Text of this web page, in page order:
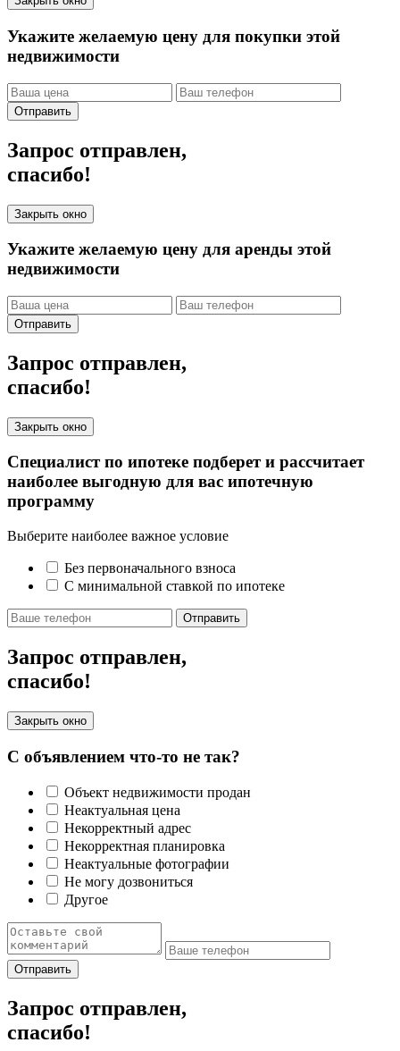
Укажите желаемую цену для покупки этой
недвижимости
Отправить
Запрос отправлен,
спасибо!
Закрыть окно
Укажите желаемую цену для аренды этой
недвижимости
Отправить
Запрос отправлен,
спасибо!
Закрыть окно
Специалист по ипотеке подберет и рассчитает
наиболее выгодную для вас ипотечную
программу
Выберите наиболее важное условие
Без первоначального взноса
С минимальной ставкой по ипотеке
Отправить
Запрос отправлен,
спасибо!
Закрыть окно
С объявлением что-то не так?
Объект недвижимости продан
Неактуальная цена
Некорректный адрес
Некорректная планировка
Неактуальные фотографии
Не могу дозвониться
Другое
Отправить
Запрос отправлен,
спасибо!